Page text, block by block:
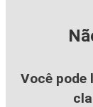
Você pode